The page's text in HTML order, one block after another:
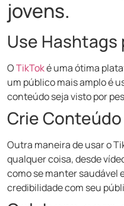
jovens.
Use Hashtags
OTikToké uma ótima
um público mais amplo é
conteúdo seja visto por
Crie
Outra maneira de usar o
qualquer coisa, desde
como se manter saudável
credibilidade com seu